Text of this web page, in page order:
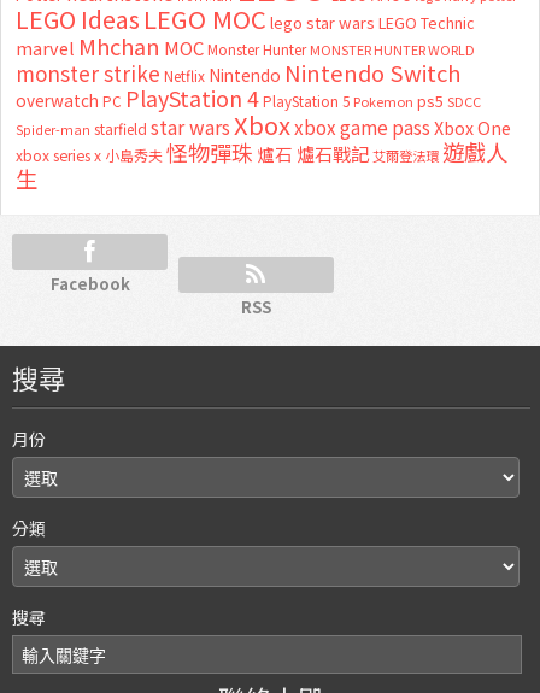
LEGO Ideas LEGO MOC lego star wars LEGO Technic
marvel Mhchan MOC Monster Hunter MONSTER HUNTER WORLD
monster strike Netflix Nintendo Nintendo Switch
overwatch PC PlayStation 4 PlayStation 5 Pokemon ps5 SDCC
Spider-man starfield star wars Xboxxbox game passXbox One
xbox series x 小島秀夫怪物彈珠 爐石 爐石戰記艾爾登法環 遊戲人
生
Facebook
RSS
搜尋
月份
分類
搜尋